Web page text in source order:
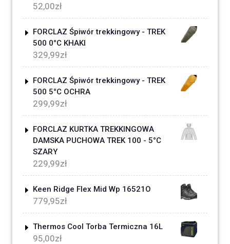
52,00zł
FORCLAZ Śpiwór trekkingowy - TREK
500 0°C KHAKI
329,99zł
FORCLAZ Śpiwór trekkingowy - TREK
500 5°C OCHRA
299,99zł
FORCLAZ KURTKA TREKKINGOWA
DAMSKA PUCHOWA TREK 100 - 5°C
SZARY
229,99zł
Keen Ridge Flex Mid Wp 16521O
779,95zł
Thermos Cool Torba Termiczna 16L
95,00zł